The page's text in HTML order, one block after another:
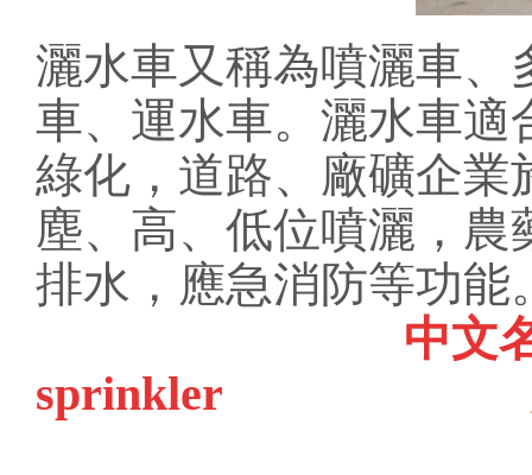
灑水車又稱為噴灑車、
車、運水車。灑水車適
綠化，道路、廠礦企業
塵、高、低位噴灑，
排水，應急消防等功能
中
sprinkler 別名：